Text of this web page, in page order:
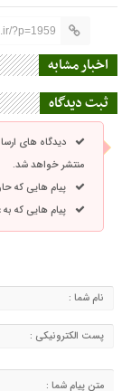
?p=1959
اخبار مشابه
ثبت دیدگاه
دیدگاه های
منتشر خواهد شد.
پیام هایی که
پیام هایی که